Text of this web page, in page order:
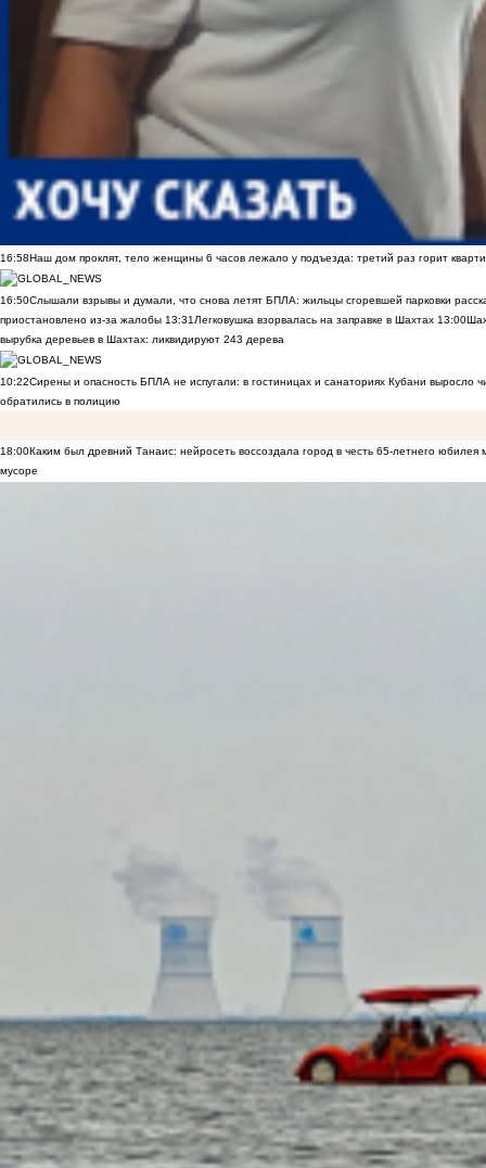
16:58Наш дом проклят, тело женщины 6 часов лежало у подъезда: третий раз горит
16:50Слышали взрывы и думали, что снова летят БПЛА: жильцы сгоревшей парковки
приостановлено из-за жалобы 13:31 Легковушка взорвалась на заправке в Шахтах 13:00
вырубка деревьев в Шахтах: ликвидируют 243 дерева
10:22Сирены и опасность БПЛА не испугали: в гостиницах и санаториях Кубани выросло
обратились в полицию
18:00Каким был древний Танаис: нейросеть воссоздала город в честь 65-летнего юбилея
мусоре